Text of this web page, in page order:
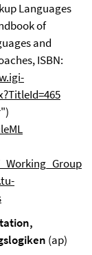
Languages
of
and
ISBN:
(ap)